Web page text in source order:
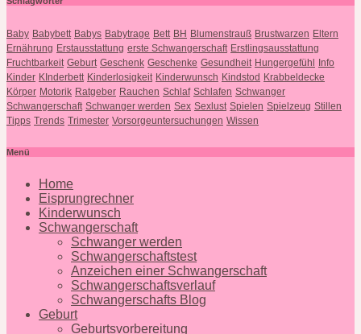
Baby Babybett Babys Babytrage Bett BH Blumenstrauß Brustwarzen Eltern
Ernährung Erstausstattung erste Schwangerschaft Erstlingsausstattung
Fruchtbarkeit Geburt Geschenk Geschenke Gesundheit Hungergefühl Info
Kinder KInderbett Kinderlosigkeit Kinderwunsch Kindstod Krabbeldecke
Körper Motorik Ratgeber Rauchen Schlaf Schlafen Schwanger
Schwangerschaft Schwanger werden Sex Sexlust Spielen Spielzeug Stillen
Tipps Trends Trimester Vorsorgeuntersuchungen Wissen
Menü
Home
Eisprungrechner
Kinderwunsch
Schwangerschaft
Schwanger werden
Schwangerschaftstest
Anzeichen einer Schwangerschaft
Schwangerschaftsverlauf
Schwangerschafts Blog
Geburt
Geburtsvorbereitung